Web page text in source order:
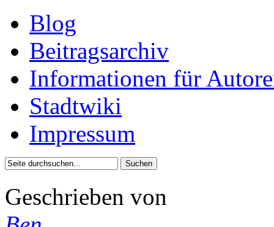
Blog
Beitragsarchiv
Informationen für
Stadtwiki
Impressum
Geschrieben von